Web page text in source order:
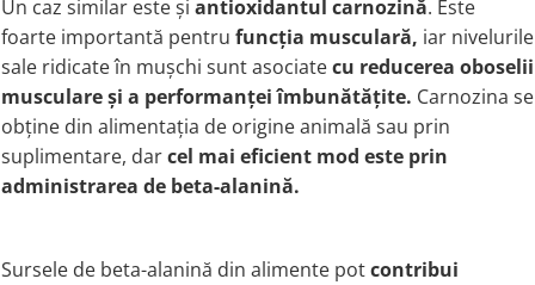
Un caz similar este și antioxidantul carnozină. Este
foarte importantă pentru funcția musculară, iar nivelurile
sale ridicate în mușchi sunt asociatecu reducerea oboselii
musculare și a performanței îmbunătățite. Carnozina se
obține din alimentația de origine animală sau prin
suplimentare, darcel mai eficient mod este prin
administrarea de beta-alanină.
Sursele de beta-alanină din alimente potcontribui